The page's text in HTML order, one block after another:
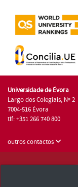
Universidade de Évora
Largo dos Colegiais, Nº 2
7004-516 Évora
tlf: +351 266 740 800
outros contactos